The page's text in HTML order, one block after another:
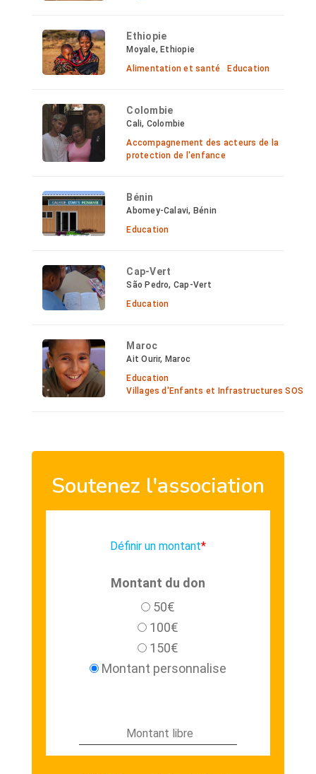
Ethiopie
Moyale, Ethiopie
Alimentation et santé
Education
Colombie
Cali, Colombie
Accompagnement des acteurs de la
protection de l'enfance
Bénin
Abomey-Calavi, Bénin
Education
Cap-Vert
São Pedro, Cap-Vert
Education
Maroc
Ait Ourir, Maroc
Education
Villages d'Enfants et Infrastructures SOS
Soutenez l'association
Définir un montant*
Montant du don
50€
100€
150€
Montant personnalise